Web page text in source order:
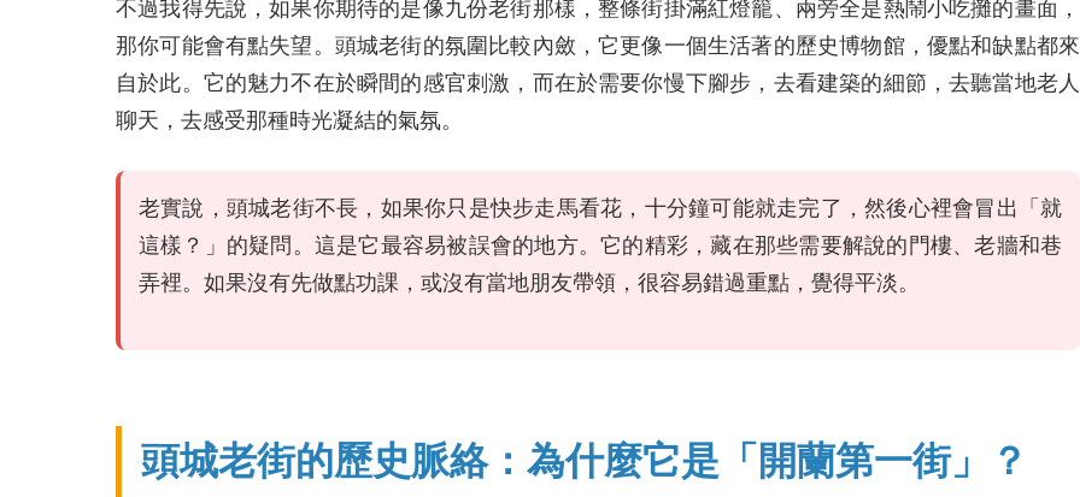
不過我得先說，如果你期待的是像九份老街那樣，整條街掛滿紅燈籠、兩旁全是熱鬧小吃攤的畫面，
那你可能會有點失望。頭城老街的氛圍比較內斂，它更像一個生活著的歷史博物館，優點和缺點都來
自於此。它的魅力不在於瞬間的感官刺激，而在於需要你慢下腳步，去看建築的細節，去聽當地老人
聊天，去感受那種時光凝結的氣氛。
老實說，頭城老街不長，如果你只是快步走馬看花，十分鐘可能就走完了，然後心裡會冒出「就
這樣？」的疑問。這是它最容易被誤會的地方。它的精彩，藏在那些需要解說的門樓、老牆和巷
弄裡。如果沒有先做點功課，或沒有當地朋友帶領，很容易錯過重點，覺得平淡。
頭城老街的歷史脈絡：為什麼它是「開蘭第一街」？